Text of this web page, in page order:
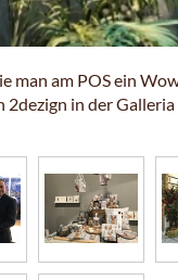
man am POS ein
2dezign in der